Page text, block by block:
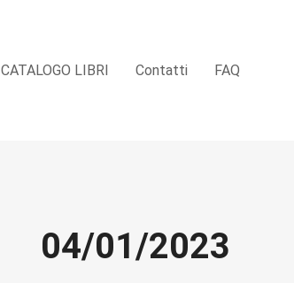
CATALOGO LIBRI Contatti FAQ
04/01/2023